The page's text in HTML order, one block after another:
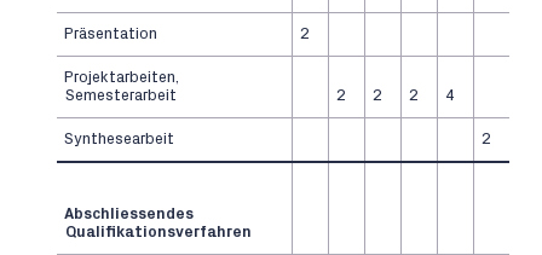
Präsentation 2
Projektarbeiten,
Semesterarbeit
2 2 2 4
Synthesearbeit 2
Abschliessendes
Qualifikationsverfahren